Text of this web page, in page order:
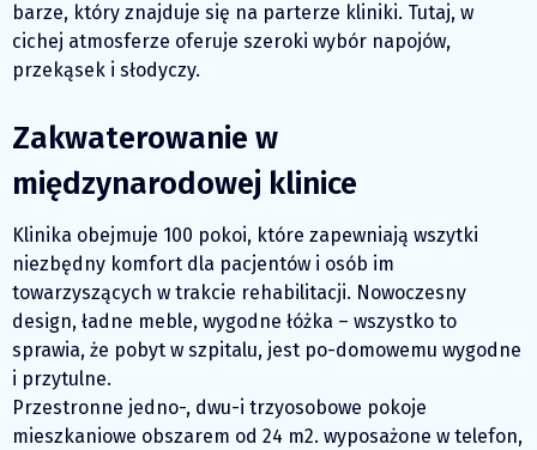
barze, który znajduje się na parterze kliniki. Tutaj, w
cichej atmosferze oferuje szeroki wybór napojów,
przekąsek i słodyczy.
Zakwaterowanie w
międzynarodowej klinice
Klinika obejmuje 100 pokoi, które zapewniają wszytki
niezbędny komfort dla pacjentów i osób im
towarzyszących w trakcie rehabilitacji. Nowoczesny
design, ładne meble, wygodne łóżka – wszystko to
sprawia, że pobyt w szpitalu, jest po-domowemu wygodne
i przytulne.
Przestronne jedno-, dwu-i trzyosobowe pokoje
mieszkaniowe obszarem od 24 m2. wyposażone w telefon,